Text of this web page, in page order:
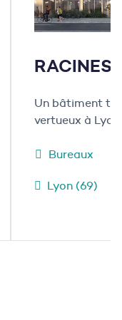
RACINES
Un bâtiment
vertueux à Lyon
Bureaux
Lyon (69)